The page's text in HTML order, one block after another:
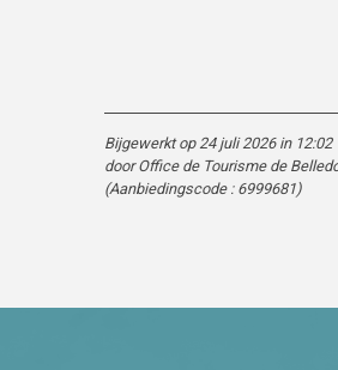
Bijgewerkt op 24 juli 2026 in 12:02
door Office de Tourisme de
(Aanbiedingscode : 6999681)